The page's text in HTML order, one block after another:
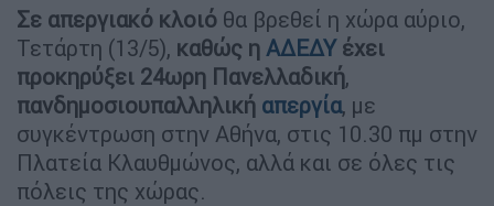
Σε απεργιακό κλοιό θα βρεθεί η χώρα αύριο,
Τετάρτη (13/5), καθώς η ΑΔΕΔΥέχει
προκηρύξει 24ωρη Πανελλαδική,
πανδημοσιουπαλληλική απεργία, με
συγκέντρωση στην Αθήνα, στις 10.30 πμ στην
Πλατεία Κλαυθμώνος, αλλά και σε όλες τις
πόλεις της χώρας.